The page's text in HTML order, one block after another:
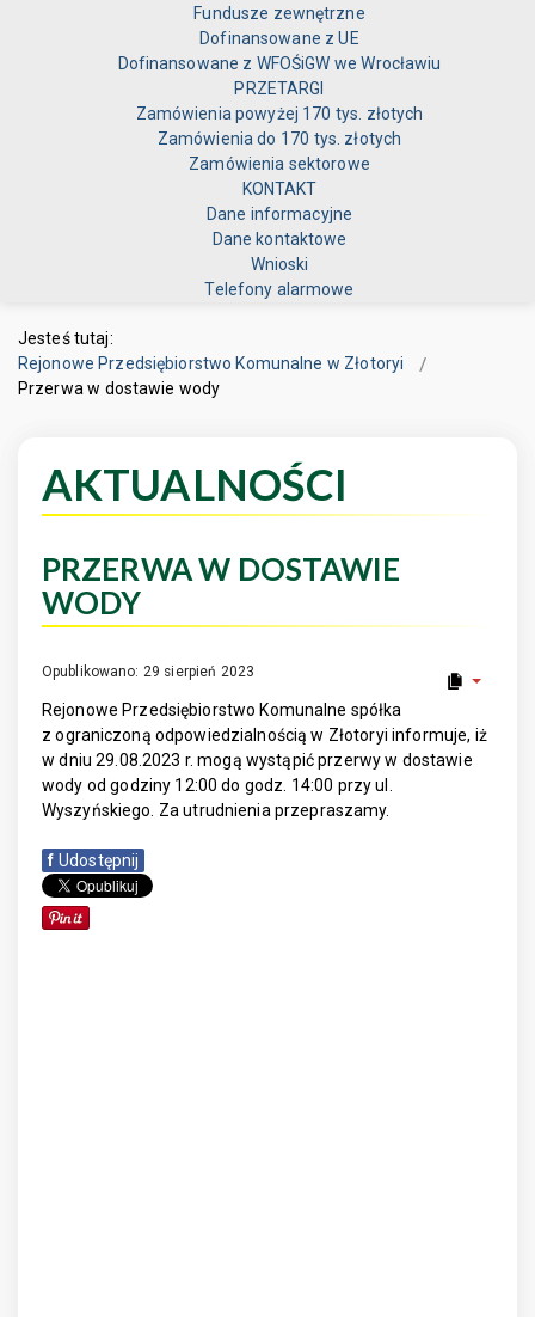
Fundusze zewnętrzne
Dofinansowane z UE
Dofinansowane z WFOŚiGW we Wrocławiu
PRZETARGI
Zamówienia powyżej 170 tys. złotych
Zamówienia do 170 tys. złotych
Zamówienia sektorowe
KONTAKT
Dane informacyjne
Dane kontaktowe
Wnioski
Telefony alarmowe
Jesteś tutaj:
Rejonowe Przedsiębiorstwo Komunalne w Złotoryi
Przerwa w dostawie wody
AKTUALNOŚCI
PRZERWA W DOSTAWIE
WODY
Opublikowano: 29 sierpień 2023
Rejonowe Przedsiębiorstwo Komunalne spółka
z ograniczoną odpowiedzialnością w Złotoryi informuje, iż
w dniu 29.08.2023 r. mogą wystąpić przerwy w dostawie
wody od godziny 12:00 do godz. 14:00 przy ul.
Wyszyńskiego. Za utrudnienia przepraszamy.
f Udostępnij